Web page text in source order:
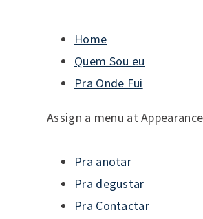
Home
Quem Sou eu
Pra Onde Fui
Assign a menu at
Pra anotar
Pra degustar
Pra Contactar